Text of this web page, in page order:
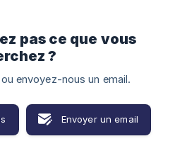
pas ce que vous
?
envoyez-nous un email.
Envoyer un email